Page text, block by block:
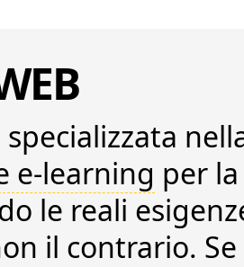
specializzata
e-learning per
le reali
il contrario.